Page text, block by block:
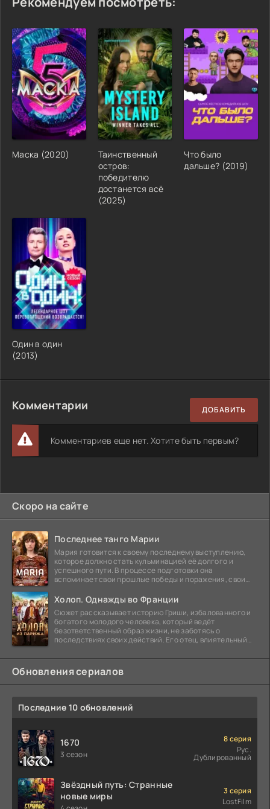
Маска (2020)
Таинственный
остров:
победителю
достанется всё
(2025)
Что было
дальше? (2019)
Один в один
(2013)
Комментарии ДОБАВИТЬ
Комментариев еще нет. Хотите быть первым?
Скоро на сайте
Последнее танго Марии
Мария готовится к своему последнему выступлению,
которое должно стать кульминацией её долгого и
успешного пути. В процессе подготовки она
вспоминает свои прошлые победы и поражения, свои
Холоп. Однажды во Франции
Сюжет рассказывает историю Гриши, избалованного и
богатого молодого человека, который ведёт
безответственный образ жизни, не заботясь о
последствиях своих действий. Его отец, влиятельный
Обновления сериалов
Последние 10 обновлений
1670
3 сезон
8 серия
Рус.
Дублированный
Звёздный путь: Странные
новые миры
3 серия
LostFilm